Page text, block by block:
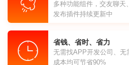
多种功能组件，交友聊天
发布插件持续更新中
省钱、省时、省力
无需找APP开发公司、无
成本均可节省90%